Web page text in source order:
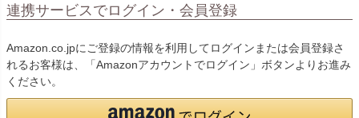
連携サービスでログイン・会員登録
Amazon.co.jpにご登録の情報を利用してログインまたは会員登録さ
れるお客様は、「Amazonアカウントでログイン」ボタンよりお進み
ください。